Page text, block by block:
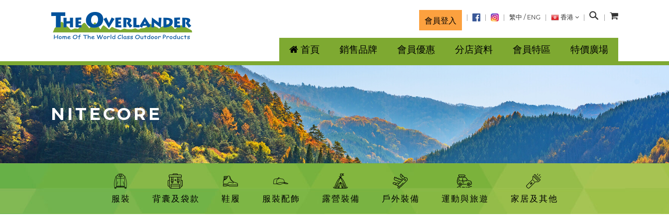
會員登入 繁中 / ENG 香港
搜
首頁 銷售品牌 會員優惠 分店資料 會員特區 特價廣場
NITECORE
服裝 背囊及袋款 鞋履 服裝配飾 露營裝備 戶外裝備 運動與旅遊 家居及其他